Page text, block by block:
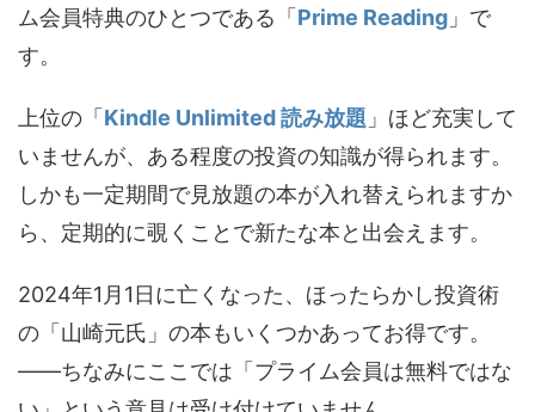
ム会員特典のひとつである「 Prime Reading 」で
す。
上位の「 Kindle Unlimited 読み放題 」ほど充実して
いませんが、ある程度の投資の知識が得られます。
しかも一定期間で見放題の本が入れ替えられますか
ら、定期的に覗くことで新たな本と出会えます。
2024年1月1日に亡くなった、ほったらかし投資術
の「山崎元氏」の本もいくつかあってお得です。
――ちなみにここでは「プライム会員は無料ではな